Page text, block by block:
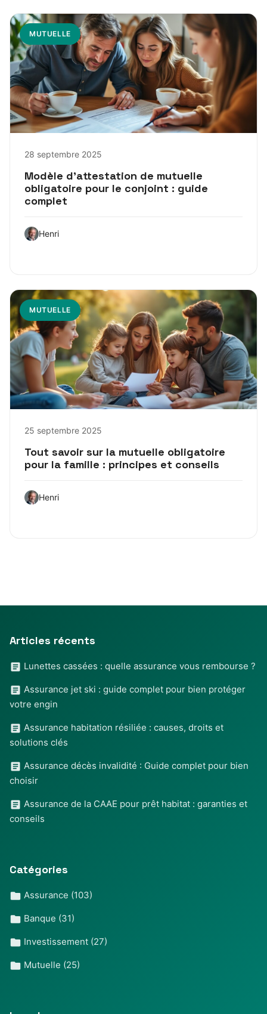
MUTUELLE
28 septembre 2025
Modèle d’attestation de mutuelle
obligatoire pour le conjoint : guide
complet
Henri
MUTUELLE
25 septembre 2025
Tout savoir sur la mutuelle obligatoire
pour la famille : principes et conseils
Henri
Articles récents
Lunettes cassées : quelle assurance vous rembourse ?
Assurance jet ski : guide complet pour bien protéger
votre engin
Assurance habitation résiliée : causes, droits et
solutions clés
Assurance décès invalidité : Guide complet pour bien
choisir
Assurance de la CAAE pour prêt habitat : garanties et
conseils
Catégories
Assurance (103)
Banque (31)
Investissement (27)
Mutuelle (25)